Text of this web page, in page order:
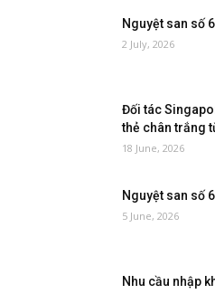
Nguyệt san số
2 July, 2026
Đối tác
thẻ chân trắng
18 June, 2026
Nguyệt san số
5 June, 2026
Nhu cầu nhập